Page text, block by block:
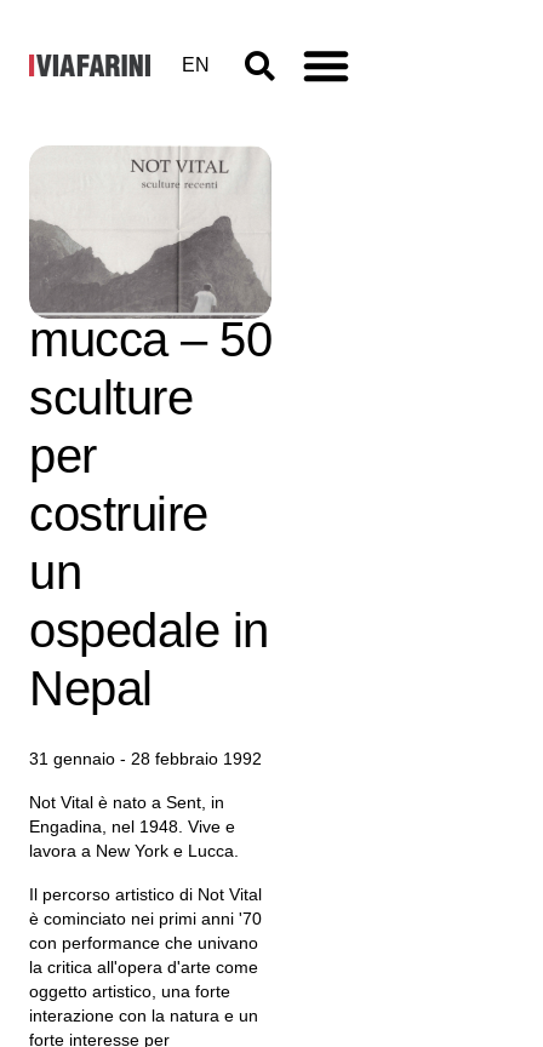
EN
Not Vital,
Cacche di
mucca – 50
sculture
per
costruire
un
ospedale in
Nepal
31 gennaio - 28 febbraio 1992
Not Vital è nato a Sent, in
Engadina, nel 1948. Vive e
lavora a New York e Lucca.
Il percorso artistico di Not Vital
è cominciato nei primi anni '70
con performance che univano
la critica all'opera d'arte come
oggetto artistico, una forte
interazione con la natura e un
forte interesse per